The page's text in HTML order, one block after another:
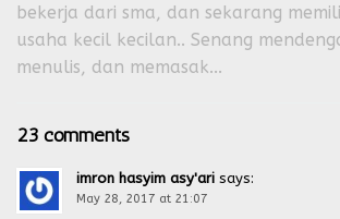
bekerja dari sma, dan sekarang
usaha kecil kecilan.. Senang
menulis, dan memasak...
23 comments
imron hasyim asy'ari says:
May 28, 2017 at 21:07